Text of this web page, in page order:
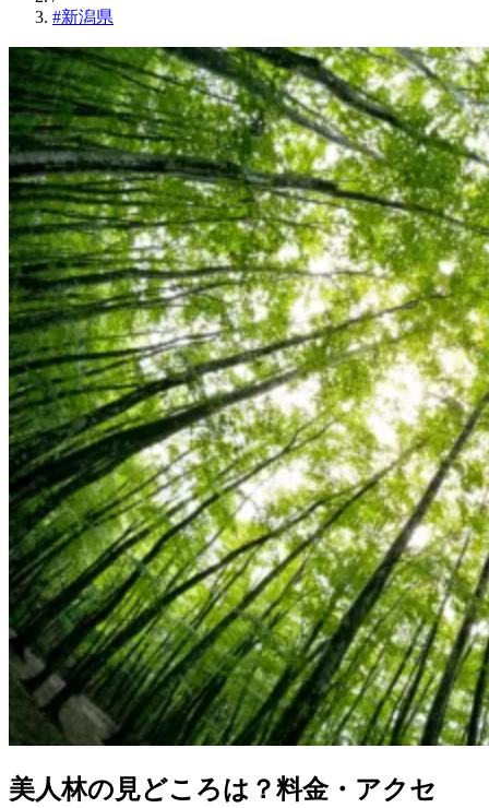
#新潟県
美人林の見どころは？料金・アクセ